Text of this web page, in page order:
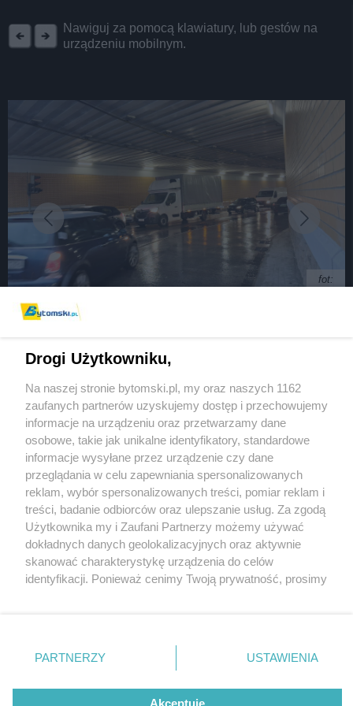
Nawiguj za pomocą klawiatury, lub gestów na
urządzeniu mobilnym.
fot:
Zamłyniu przez 2 tygodnie. Duże zmiany w
2 / 7
Widukt bytom zamlynie7
Wydawca mediów lokalnych
Nie zapomnij
zapoznać się z:
polityką prywatności regulamin korzystania z portali
Twojemiasto
Piekary Śląskie
Chorzów
Tarnowskie Góry
Gliwice
Skontakuj sięz nami
Kontakt
Wydawca
Pogoda
Drogi Użytkowniku,
Na naszej stronie bytomski.pl, my oraz naszych 1162
zaufanych partnerów uzyskujemy dostęp i przechowujemy
informacje na urządzeniu oraz przetwarzamy dane
osobowe, takie jak unikalne identyfikatory, standardowe
informacje wysyłane przez urządzenie czy dane
przeglądania w celu zapewniania spersonalizowanych
reklam, wybór spersonalizowanych treści, pomiar reklam i
treści, badanie odbiorców oraz ulepszanie usług. Za zgodą
Użytkownika my i Zaufani Partnerzy możemy używać
dokładnych danych geolokalizacyjnych oraz aktywnie
skanować charakterystykę urządzenia do celów
identyfikacji. Ponieważ cenimy Twoją prywatność, prosimy
prywatności znajdujący się w lewym dolnym rogu strony
. Niektóre rodzaje przetwarzania danych nie wymagają
zgody użytkownika, ale masz prawo sprzeciwić się
takiemu przetwarzaniu. Preferencje będą miały
PARTNERZY USTAWIENIA
Akceptuję